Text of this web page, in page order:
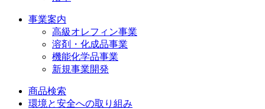
事業案内
高級オレフィン事業
溶剤・化成品事業
機能化学品事業
新規事業開発
商品検索
環境と安全への取り組み